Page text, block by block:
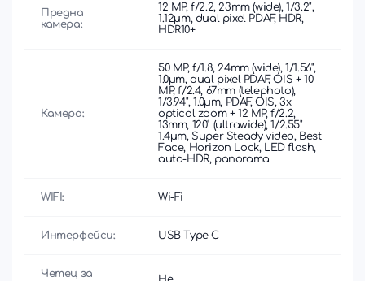
Предна
камера:
12 MP, f/2.2, 23mm (wide), 1/3.2",
1.12µm, dual pixel PDAF, HDR,
HDR10+
Камера:
50 MP, f/1.8, 24mm (wide), 1/1.56",
1.0µm, dual pixel PDAF, OIS + 10
MP, f/2.4, 67mm (telephoto),
1/3.94", 1.0µm, PDAF, OIS, 3x
optical zoom + 12 MP, f/2.2,
13mm, 120˚ (ultrawide), 1/2.55"
1.4µm, Super Steady video, Best
Face, Horizon Lock, LED flash,
auto-HDR, panorama
WIFI: Wi-Fi
Интерфейси: USB Type C
Четец за